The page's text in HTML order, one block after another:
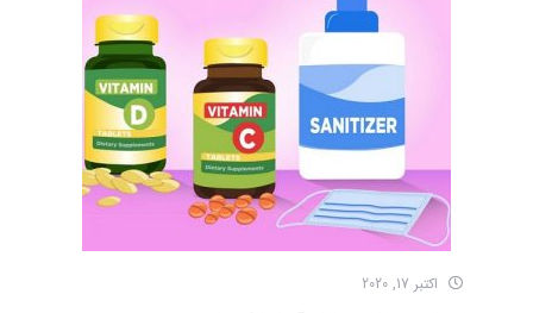
اکتبر 17, 2020